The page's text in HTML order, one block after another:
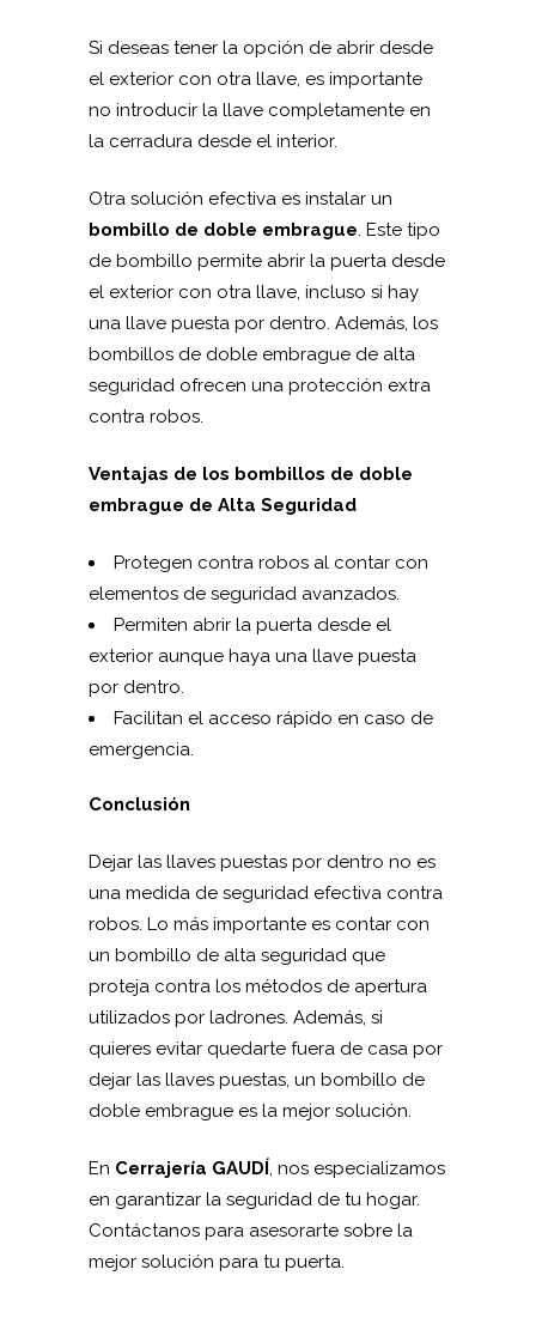
Si deseas tener la opción de abrir desde
el exterior con otra llave, es importante
no introducir la llave completamente en
la cerradura desde el interior.
Otra solución efectiva es instalar un
bombillo de doble embrague. Este tipo
de bombillo permite abrir la puerta desde
el exterior con otra llave, incluso si hay
una llave puesta por dentro. Además, los
bombillos de doble embrague de alta
seguridad ofrecen una protección extra
contra robos.
Ventajas de los bombillos de doble
embrague de Alta Seguridad
Protegen contra robos al contar con
elementos de seguridad avanzados.
Permiten abrir la puerta desde el
exterior aunque haya una llave puesta
por dentro.
Facilitan el acceso rápido en caso de
emergencia.
Conclusión
Dejar las llaves puestas por dentro no es
una medida de seguridad efectiva contra
robos. Lo más importante es contar con
un bombillo de alta seguridad que
proteja contra los métodos de apertura
utilizados por ladrones. Además, si
quieres evitar quedarte fuera de casa por
dejar las llaves puestas, un bombillo de
doble embrague es la mejor solución.
En Cerrajería GAUDÍ, nos especializamos
en garantizar la seguridad de tu hogar.
Contáctanos para asesorarte sobre la
mejor solución para tu puerta.